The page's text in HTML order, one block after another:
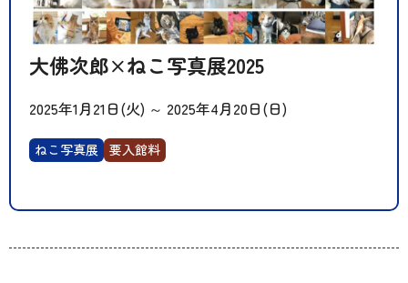
大佛次郎×ねこ写真展2025
2025年1月21日(火) ～ 2025年4月20日(日)
ねこ写真展 要入館料